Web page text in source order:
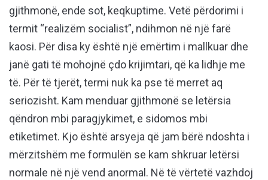
gjithmonë, ende sot, keqkuptime. Vetë përdorimi i
termit “realizëm socialist”, ndihmon në një farë
kaosi. Për disa ky është një emërtim i mallkuar dhe
janë gati të mohojnë çdo krijimtari, që ka lidhje me
të. Për të tjerët, termi nuk ka pse të merret aq
seriozisht. Kam menduar gjithmonë se letërsia
qëndron mbi paragjykimet, e sidomos mbi
etiketimet. Kjo është arsyeja që jam bërë ndoshta i
mërzitshëm me formulën se kam shkruar letërsi
normale në një vend anormal. Në të vërtetë vazhdoj